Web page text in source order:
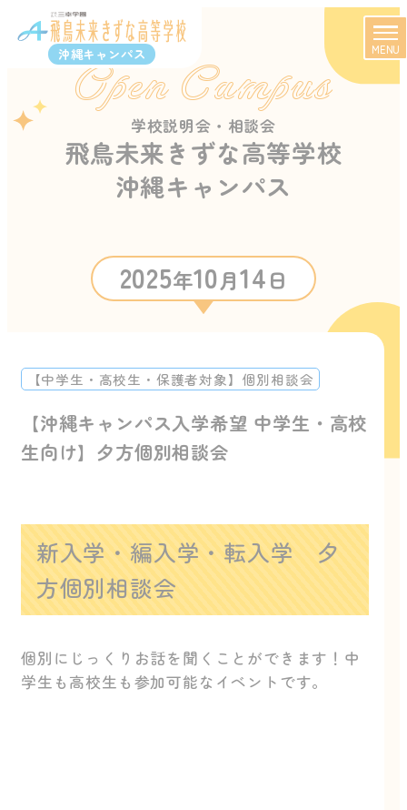
沖縄キャンパス MENU
Open Campus
学校説明会・相談会
飛鳥未来きずな高等学校
沖縄キャンパス
2025年10月14日
【沖縄キャンパス入学希望 中学生・高校
生向け】夕方個別相談会
【中学生・高校生・保護者対象】個別相談会
新入学・編入学・転入学 夕
方個別相談会
個別にじっくりお話を聞くことができます！中
学生も高校生も参加可能なイベントです。